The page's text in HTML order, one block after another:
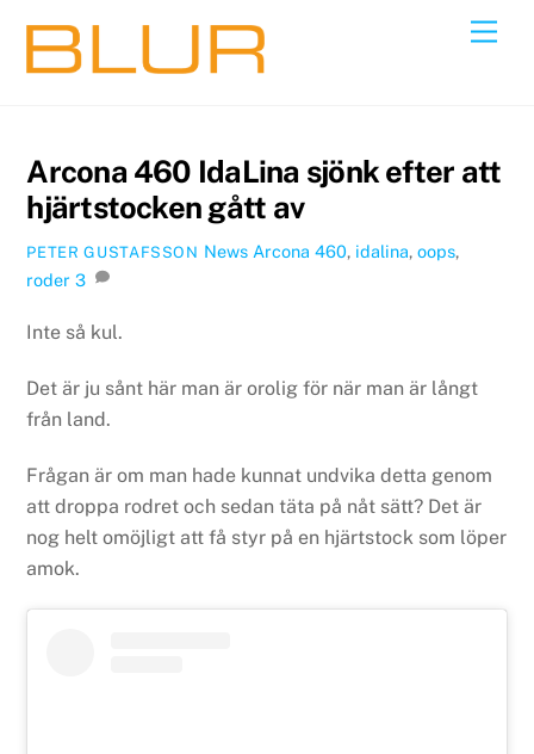
content
Arcona 460 IdaLina sjönk efter att
hjärtstocken gått av
PETER GUSTAFSSON News Arcona 460, idalina, oops,
roder 3
Inte så kul.
Det är ju sånt här man är orolig för när man är långt
från land.
Frågan är om man hade kunnat undvika detta genom
att droppa rodret och sedan täta på nåt sätt? Det är
nog helt omöjligt att få styr på en hjärtstock som löper
amok.